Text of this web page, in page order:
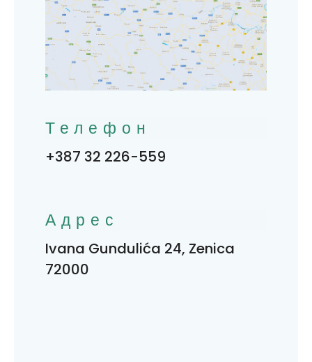
Телефон
+387 32 226-559
Адрес
Ivana Gundulića 24, Zenica
72000